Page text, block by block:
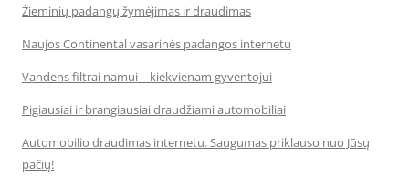
Žieminių padangų žymėjimas ir draudimas
Naujos Continental vasarinės padangos internetu
Vandens filtrai namui – kiekvienam gyventojui
Pigiausiai ir brangiausiai draudžiami automobiliai
Automobilio draudimas internetu. Saugumas priklauso nuo Jūsų
pačių!